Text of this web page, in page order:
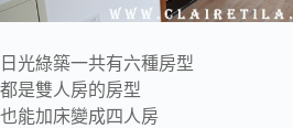
日光綠築一共有六種房型
都是雙人房的房型
也能加床變成四人房